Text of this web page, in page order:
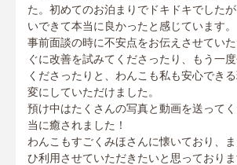
た。初めてのお泊まりでドキドキでした
いできて本当に良かったと感じています。
事前面談の時に不安点をお伝えさせてい
ぐに改善を試みてくださったり、もう一
くださったりと、わんこも私も安心でき
変にしていただけました。
預け中はたくさんの写真と動画を送って
当に癒されました！
わんこもすごくみほさんに懐いており、
ひ利用させていただきたいと思っておりま